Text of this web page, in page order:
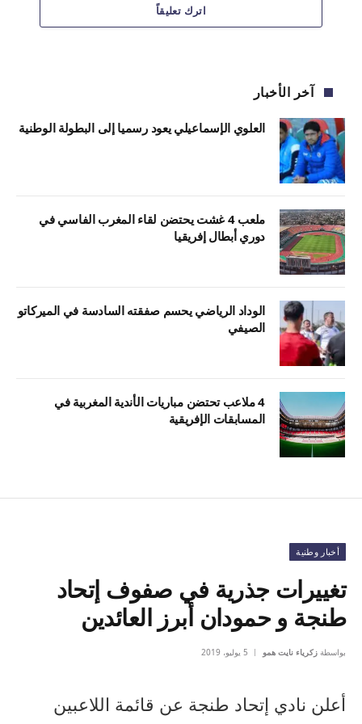
اترك تعليقاً
آخر الأخبار
العلوي الإسماعيلي يعود رسميا إلى البطولة الوطنية
ملعب 4 غشت يحتضن لقاء المغرب الفاسي في
دوري أبطال إفريقيا
الوداد الرياضي يحسم صفقته السادسة في الميركاتو
الصيفي
4 ملاعب تحتضن مباريات الأندية المغربية في
المسابقات الإفريقية
أخبار وطنية
تغييرات جذرية في صفوف إتحاد
طنجة و حمودان أبرز العائدين
بواسطة زكرياء نايت همو 5 يوليو، 2019
أعلن نادي إتحاد طنجة عن قائمة اللاعبين